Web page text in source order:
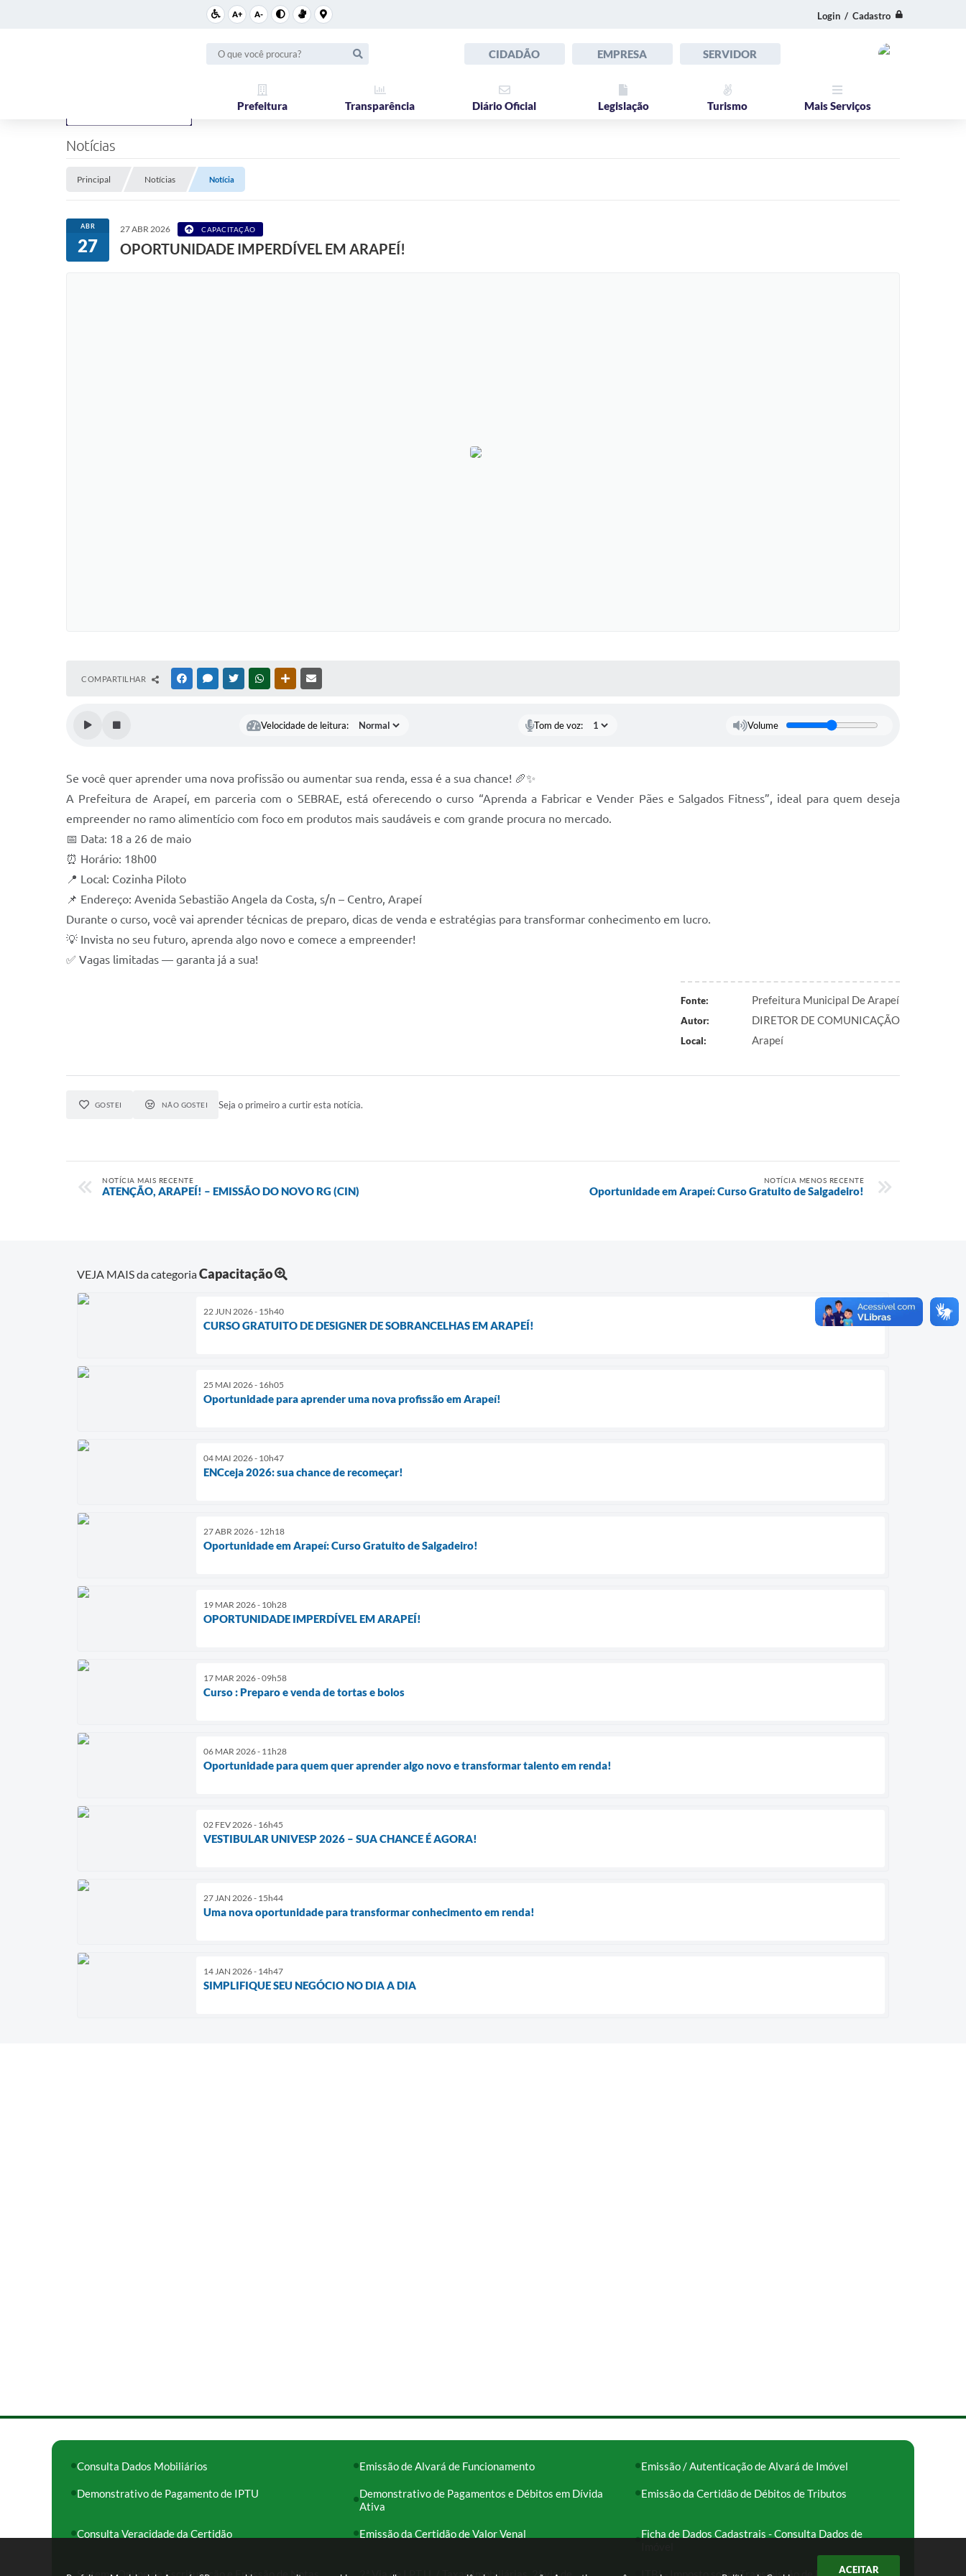
ACEITAR
Login / Cadastro
A+ A-
CIDADÃO EMPRESA SERVIDOR
Prefeitura Transparência Diário Oficial Legislação Turismo Mais Serviços
Notícias
Principal Notícias Notícia
ABR
27
27 ABR 2026 CAPACITAÇÃO
OPORTUNIDADE IMPERDÍVEL EM ARAPEÍ!
COMPARTILHAR FACEBOOKMESSENGER
TWITTERWHATSAPPOUTRAS MÍDIAS
Velocidade de leitura: Tom de voz: Volume
Se você quer aprender uma nova profissão ou aumentar sua renda, essa é a sua chance! 🥖✨
A Prefeitura de Arapeí, em parceria com o SEBRAE, está oferecendo o curso “Aprenda a Fabricar e Vender Pães e Salgados Fitness”, ideal para quem deseja
empreender no ramo alimentício com foco em produtos mais saudáveis e com grande procura no mercado.
📅 Data: 18 a 26 de maio
⏰ Horário: 18h00
📍 Local: Cozinha Piloto
📌 Endereço: Avenida Sebastião Angela da Costa, s/n – Centro, Arapeí
Durante o curso, você vai aprender técnicas de preparo, dicas de venda e estratégias para transformar conhecimento em lucro.
💡 Invista no seu futuro, aprenda algo novo e comece a empreender!
✅ Vagas limitadas — garanta já a sua!
Fonte: Prefeitura Municipal De Arapeí
Autor: DIRETOR DE COMUNICAÇÃO
Local: Arapeí
GOSTEI NÃO GOSTEI Seja o primeiro a curtir esta notícia.
NOTÍCIA MAIS RECENTE
ATENÇÃO, ARAPEÍ! – EMISSÃO DO NOVO RG (CIN)
NOTÍCIA MENOS RECENTE
Oportunidade em Arapeí: Curso Gratuito de Salgadeiro!
VEJA MAIS da categoriaCapacitação
22 JUN 2026 - 15h40
CURSO GRATUITO DE DESIGNER DE SOBRANCELHAS EM ARAPEÍ!
25 MAI 2026 - 16h05
Oportunidade para aprender uma nova profissão em Arapeí!
04 MAI 2026 - 10h47
ENCceja 2026: sua chance de recomeçar!
27 ABR 2026 - 12h18
Oportunidade em Arapeí: Curso Gratuito de Salgadeiro!
19 MAR 2026 - 10h28
OPORTUNIDADE IMPERDÍVEL EM ARAPEÍ!
17 MAR 2026 - 09h58
Curso : Preparo e venda de tortas e bolos
06 MAR 2026 - 11h28
Oportunidade para quem quer aprender algo novo e transformar talento em renda!
02 FEV 2026 - 16h45
VESTIBULAR UNIVESP 2026 – SUA CHANCE É AGORA!
27 JAN 2026 - 15h44
Uma nova oportunidade para transformar conhecimento em renda!
14 JAN 2026 - 14h47
SIMPLIFIQUE SEU NEGÓCIO NO DIA A DIA
Consulta Dados Mobiliários Emissão de Alvará de Funcionamento Emissão / Autenticação de Alvará de Imóvel
Demonstrativo de Pagamento de IPTU
Demonstrativo de Pagamentos e Débitos em Dívida
Ativa
Emissão da Certidão de Débitos de Tributos
Consulta Veracidade da Certidão Emissão da Certidão de Valor Venal
Ficha de Dados Cadastrais - Consulta Dados de